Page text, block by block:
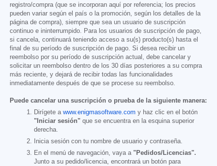
registro/compra (que se incorporan aquí por referencia; los precios
pueden variar según el país o la promoción, según los detalles de la
página de compra), siempre que sea un usuario de suscripción
continuo e ininterrumpido. Para los usuarios de suscripción de pago,
si cancela, continuará teniendo acceso a su(s) producto(s) hasta el
final de su período de suscripción de pago. Si desea recibir un
reembolso por su período de suscripción actual, debe cancelar y
solicitar un reembolso dentro de los 30 días posteriores a su compra
más reciente, y dejará de recibir todas las funcionalidades
inmediatamente después de que se procese su reembolso.
Puede cancelar una suscripción o prueba de la siguiente manera:
Dirígete a www.enigmasoftware.com y haz clic en el botón
"Iniciar sesión" que se encuentra en la esquina superior
derecha.
Inicia sesión con tu nombre de usuario y contraseña.
En el menú de navegación, vaya a "Pedidos/Licencias".
Junto a su pedido/licencia, encontrará un botón para